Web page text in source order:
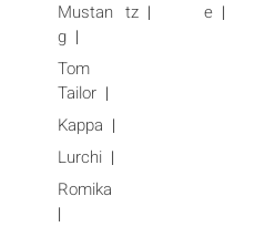
Mustan
g
Tom
Tailor
Kappa
Lurchi
Romika
tz
e